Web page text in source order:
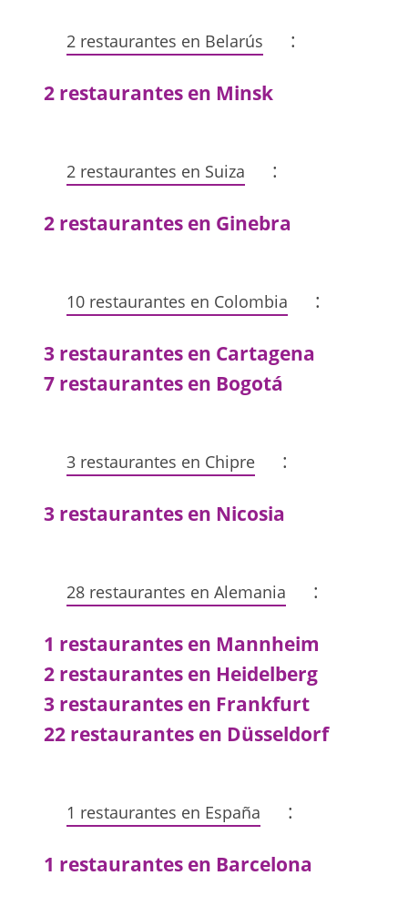
2 restaurantes en Belarús :
2 restaurantes en Minsk
2 restaurantes en Suiza :
2 restaurantes en Ginebra
10 restaurantes en Colombia :
3 restaurantes en Cartagena
7 restaurantes en Bogotá
3 restaurantes en Chipre :
3 restaurantes en Nicosia
28 restaurantes en Alemania :
1 restaurantes en Mannheim
2 restaurantes en Heidelberg
3 restaurantes en Frankfurt
22 restaurantes en Düsseldorf
1 restaurantes en España :
1 restaurantes en Barcelona